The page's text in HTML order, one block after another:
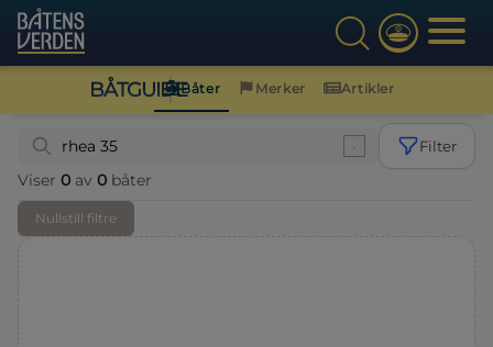
BÅTGUIDEBåter Merker Artikler
Filter
Viser 0 av 0 båter
Nullstill filtre